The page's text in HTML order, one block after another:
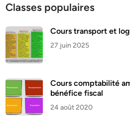
Classes populaires
Cours transport et
27 juin 2025
Cours comptabilité
bénéfice fiscal
24 août 2020